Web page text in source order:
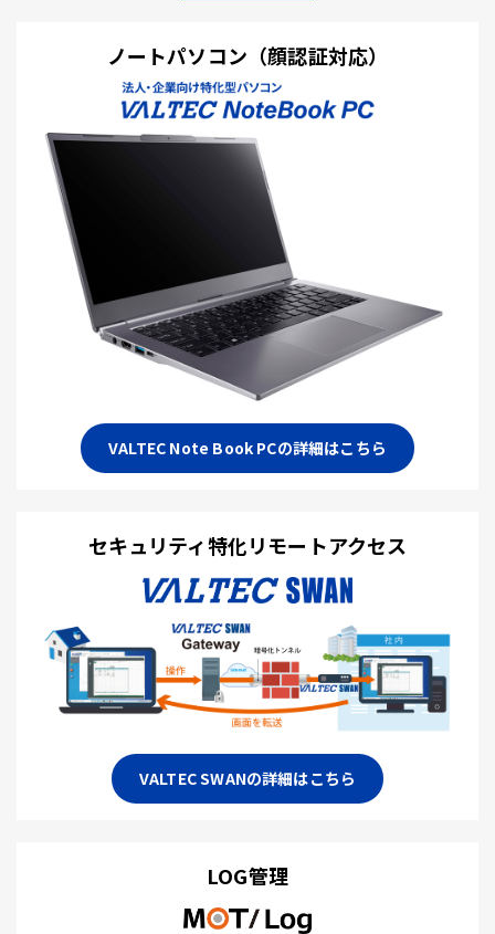
ノートパソコン（顔認証対応）
VALTEC Note Book PCの詳細はこちら
セキュリティ特化リモートアクセス
VALTEC SWANの詳細はこちら
LOG管理